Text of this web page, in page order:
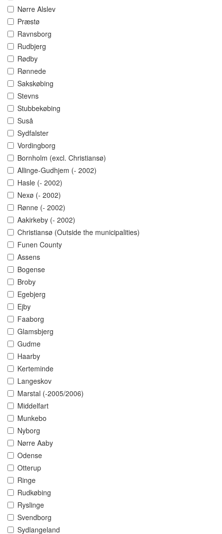
Nørre Alslev
Præstø
Ravnsborg
Rudbjerg
Rødby
Rønnede
Sakskøbing
Stevns
Stubbekøbing
Suså
Sydfalster
Vordingborg
Bornholm (excl. Christiansø)
Allinge-Gudhjem (- 2002)
Hasle (- 2002)
Nexø (- 2002)
Rønne (- 2002)
Aakirkeby (- 2002)
Christiansø (Outside the municipalities)
Funen County
Assens
Bogense
Broby
Egebjerg
Ejby
Faaborg
Glamsbjerg
Gudme
Haarby
Kerteminde
Langeskov
Marstal (-2005/2006)
Middelfart
Munkebo
Nyborg
Nørre Aaby
Odense
Otterup
Ringe
Rudkøbing
Ryslinge
Svendborg
Sydlangeland